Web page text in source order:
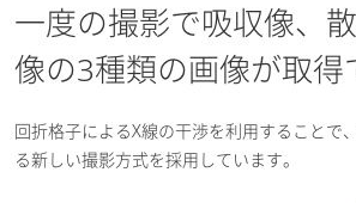
一度の撮影で吸収像、
像の3種類の画像が取得
回折格子によるX線の干渉を利用することで
る新しい撮影方式を採用しています。